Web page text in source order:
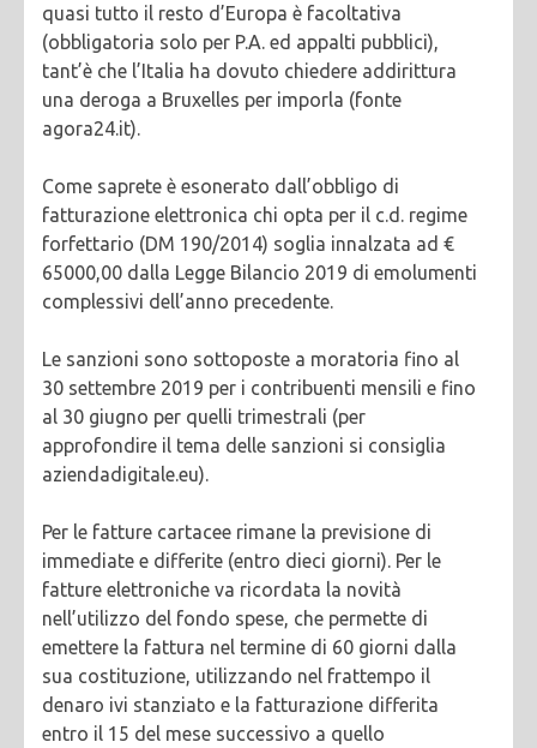
quasi tutto il resto d’Europa è facoltativa
(obbligatoria solo per P.A. ed appalti pubblici),
tant’è che l’Italia ha dovuto chiedere addirittura
una deroga a Bruxelles per imporla (fonte
agora24.it).
Come saprete è esonerato dall’obbligo di
fatturazione elettronica chi opta per il c.d. regime
forfettario (DM 190/2014) soglia innalzata ad €
65000,00 dalla Legge Bilancio 2019 di emolumenti
complessivi dell’anno precedente.
Le sanzioni sono sottoposte a moratoria fino al
30 settembre 2019 per i contribuenti mensili e fino
al 30 giugno per quelli trimestrali (per
approfondire il tema delle sanzioni si consiglia
aziendadigitale.eu).
Per le fatture cartacee rimane la previsione di
immediate e differite (entro dieci giorni). Per le
fatture elettroniche va ricordata la novità
nell’utilizzo del fondo spese, che permette di
emettere la fattura nel termine di 60 giorni dalla
sua costituzione, utilizzando nel frattempo il
denaro ivi stanziato e la fatturazione differita
entro il 15 del mese successivo a quello